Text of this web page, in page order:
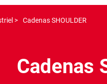
> Cadenas SHOULDER
Cadenas